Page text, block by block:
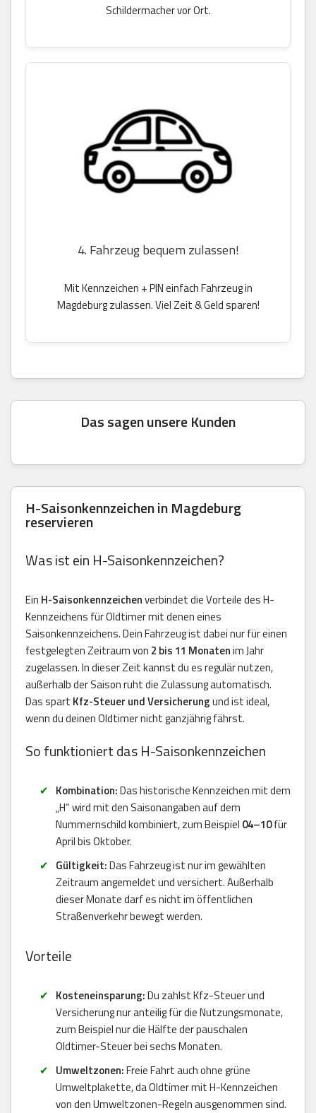
Schildermacher vor Ort.
4. Fahrzeug bequem zulassen!
Mit Kennzeichen + PIN einfach Fahrzeug in
Magdeburg zulassen. Viel Zeit & Geld sparen!
Das sagen unsere Kunden
H-Saisonkennzeichen in Magdeburg
reservieren
Was ist ein H-Saisonkennzeichen?
Ein H-Saisonkennzeichenverbindet die Vorteile des H-
Kennzeichens für Oldtimer mit denen eines
Saisonkennzeichens. Dein Fahrzeug ist dabei nur für einen
festgelegten Zeitraum von 2 bis 11 Monatenim Jahr
zugelassen. In dieser Zeit kannst du es regulär nutzen,
außerhalb der Saison ruht die Zulassung automatisch.
Das spart Kfz-Steuer und Versicherungund ist ideal,
wenn du deinen Oldtimer nicht ganzjährig fährst.
So funktioniert das H-Saisonkennzeichen
Kombination:Das historische Kennzeichen mit dem
„H“ wird mit den Saisonangaben auf dem
Nummernschild kombiniert, zum Beispiel 04–10für
April bis Oktober.
Gültigkeit:Das Fahrzeug ist nur im gewählten
Zeitraum angemeldet und versichert. Außerhalb
dieser Monate darf es nicht im öffentlichen
Straßenverkehr bewegt werden.
Vorteile
Kosteneinsparung:Du zahlst Kfz-Steuer und
Versicherung nur anteilig für die Nutzungsmonate,
zum Beispiel nur die Hälfte der pauschalen
Oldtimer-Steuer bei sechs Monaten.
Umweltzonen:Freie Fahrt auch ohne grüne
Umweltplakette, da Oldtimer mit H-Kennzeichen
von den Umweltzonen-Regeln ausgenommen sind.